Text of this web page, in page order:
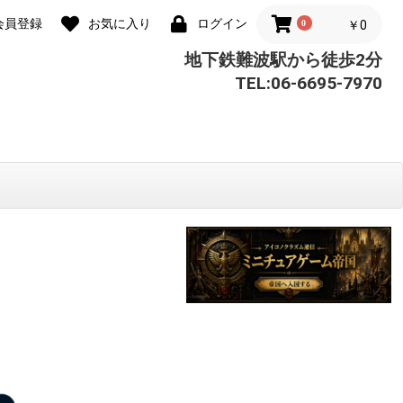
員登録 お気に入り ログイン 0 ￥0
地下鉄難波駅から徒歩2分
TEL:06-6695-7970